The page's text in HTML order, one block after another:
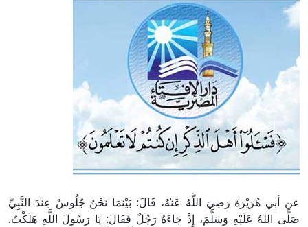
عن أبي هُرَيْرَةَ رَضِيَ اللَّهُ عَنْهُ، قَالَ: بَيْنَمَا نَحْنُ جُلُوسٌ عِنْدَ النَّبِيِّ
صَلَّى اللهُ عَلَيْهِ وَسَلَّمَ، إِذْ جَاءَهُ رَجُلٌ فَقَالَ: يَا رَسُولَ اللَّهِ هَلَكْتُ.